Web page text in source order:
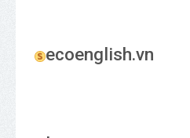
ecoenglish.vn